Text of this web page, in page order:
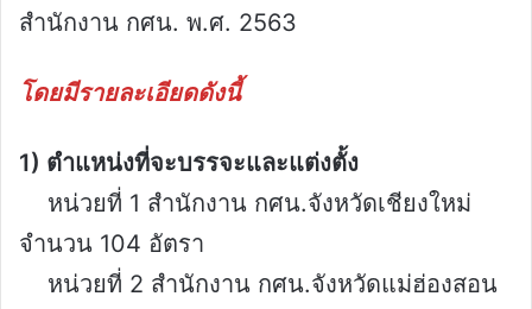
สำนักงาน กศน. พ.ศ. 2563
โดยมีรายละเอียดดังนี้
1) ตำแหน่งที่จะบรรจะและแต่งตั้ง
หน่วยที่ 1 สำนักงาน กศน.จังหวัดเชียงใหม่
จำนวน 104 อัตรา
หน่วยที่ 2 สำนักงาน กศน.จังหวัดแม่ฮ่องสอน